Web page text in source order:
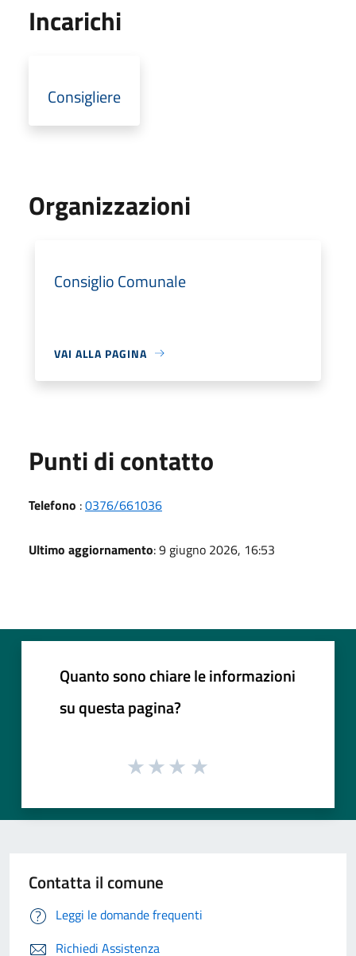
Incarichi
Consigliere
Organizzazioni
Consiglio Comunale
VAI ALLA PAGINA
Punti di contatto
Telefono :0376/661036
Ultimo aggiornamento: 9 giugno 2026, 16:53
Quanto sono chiare le informazioni
su questa pagina?
Contatta il comune
Leggi le domande frequenti
Richiedi Assistenza